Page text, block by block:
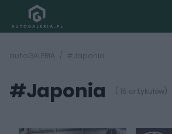
autoGALERIA #Japonia
#Japonia ( 15 artykułów)